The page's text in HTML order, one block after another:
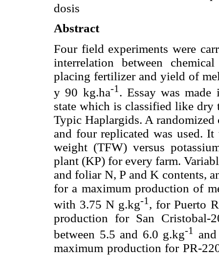
dosis
Abstract
Four field experiments were
interrelation between
placing fertilizer and yield of
y 90 kg.ha-1 . Essay was
state which is classified like
Typic Haplargids. A
and four replicated was used.
weight (TFW) versus
plant (KP) for every farm.
and foliar N, P and K contents,
for a maximum production of
with 3.75 N g.kg-1 , for Puerto
production for San
between 5.5 and 6.0 g.kg-1
maximum production for PR-